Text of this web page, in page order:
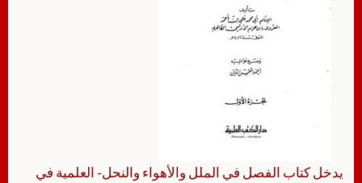
يدخل كتاب الفصل في الملل والأهواء والنحل- العلمية في